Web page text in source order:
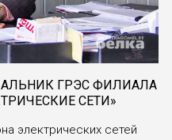
ГРЭС ФИЛИАЛА
СЕТИ»
электриче­ских сетей